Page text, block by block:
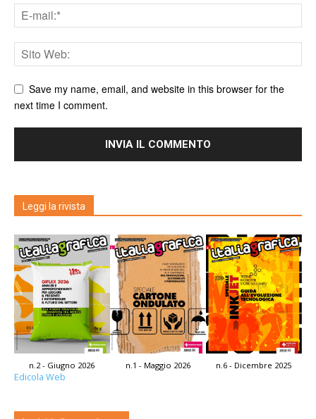
Save my name, email, and website in this browser for the
next time I comment.
Leggi la rivista
n.2 - Giugno 2026 n.1 - Maggio 2026 n.6 - Dicembre 2025
Edicola Web